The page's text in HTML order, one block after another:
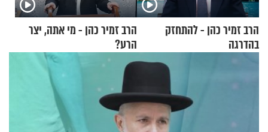
הרב זמיר כהן - להתחזק
בהדרגה
הרב זמיר כהן - מי אתה, יצר
הרע?